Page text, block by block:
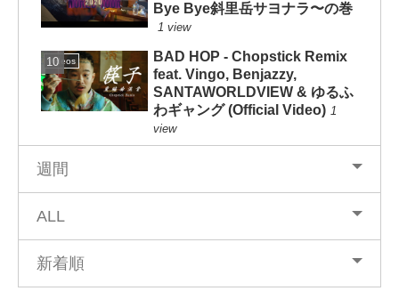
Bye Bye斜里岳サヨナラ〜の巻
1 view
Videos
BAD HOP - Chopstick Remix
feat. Vingo, Benjazzy,
SANTAWORLDVIEW & ゆるふ
わギャング (Official Video) 1
view
週間
ALL
新着順